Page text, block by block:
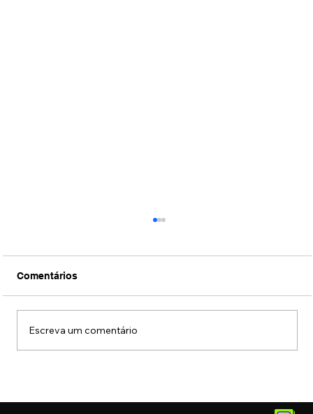
Comentários
Escreva um comentário